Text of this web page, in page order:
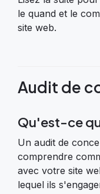
le quand et le
site web.
Audit de
Qu'est-ce
Un audit de
comprendre
avec votre site
lequel ils